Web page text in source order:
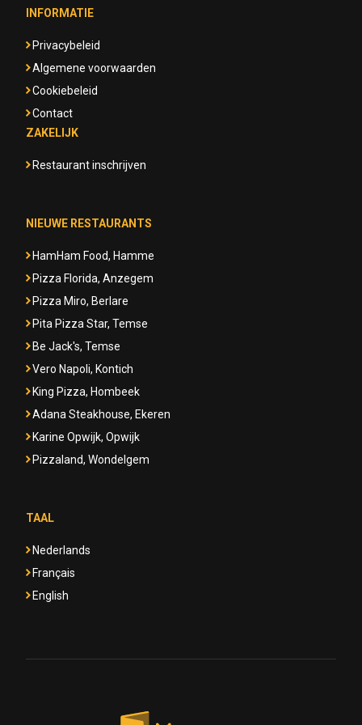
INFORMATIE
Privacybeleid
Algemene voorwaarden
Cookiebeleid
Contact
ZAKELIJK
Restaurant inschrijven
NIEUWE RESTAURANTS
HamHam Food, Hamme
Pizza Florida, Anzegem
Pizza Miro, Berlare
Pita Pizza Star, Temse
Be Jack's, Temse
Vero Napoli, Kontich
King Pizza, Hombeek
Adana Steakhouse, Ekeren
Karine Opwijk, Opwijk
Pizzaland, Wondelgem
TAAL
Nederlands
Français
English